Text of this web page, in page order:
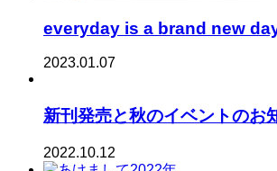
everyday is a brand new
2023.01.07
新刊発売と秋のイベントのお
2022.10.12